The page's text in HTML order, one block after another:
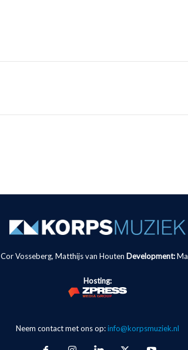
Cor Vosseberg, Matthijs van Houten Development:
Hosting:
Neem contact met ons op:info@korpsmuziek.nl